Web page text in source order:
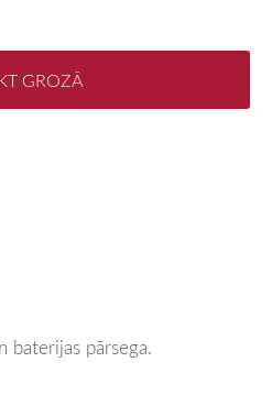
GROZĀ
baterijas pārsega.